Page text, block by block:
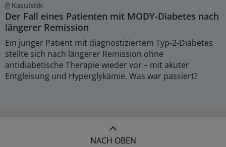
Kasuistik
Der Fall eines Patienten mit MODY-Diabetes nach
längerer Remission
Ein junger Patient mit diagnostiziertem Typ-2-Diabetes
stellte sich nach längerer Remission ohne
antidiabetische Therapie wieder vor – mit akuter
Entgleisung und Hyperglykämie. Was war passiert?
NACH OBEN